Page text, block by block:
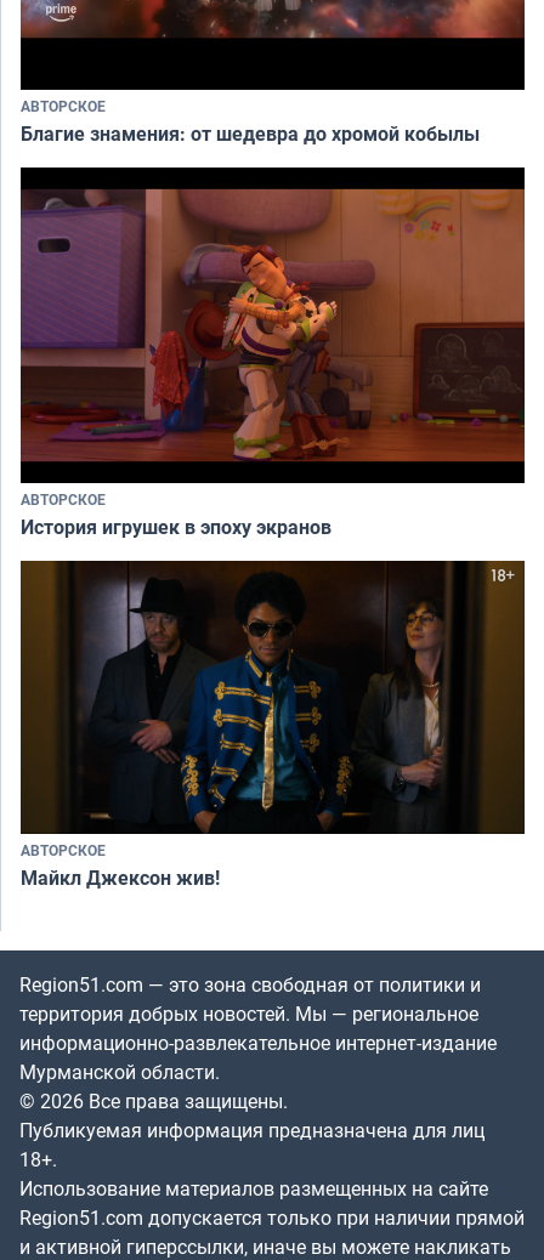
АВТОРСКОЕ
Благие знамения: от шедевра до хромой кобылы
АВТОРСКОЕ
История игрушек в эпоху экранов
АВТОРСКОЕ
Майкл Джексон жив!
Region51.com — это зона свободная от политики и
территория добрых новостей. Мы — региональное
информационно-развлекательное интернет-издание
Мурманской области.
© 2026 Все права защищены.
Публикуемая информация предназначена для лиц
18+.
Использование материалов размещенных на сайте
Region51.com допускается только при наличии прямой
и активной гиперссылки, иначе вы можете накликать